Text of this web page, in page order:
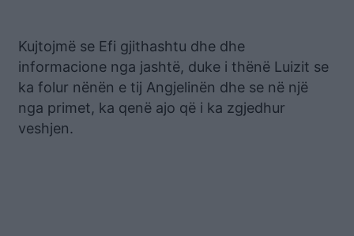
Kujtojmë se Efi gjithashtu dhe dhe
informacione nga jashtë, duke i thënë Luizit se
ka folur nënën e tij Angjelinën dhe se në një
nga primet, ka qenë ajo që i ka zgjedhur
veshjen.